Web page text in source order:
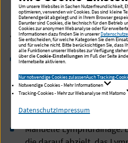
werden.
Therapeutische
Wärme- und
Wärme zur
Muskelentspannung oder
Eispackungen) zur
und Schwellungen.
Manuelle Lymphdrainage:
Um unsere Websites in Sachen Nutzerfreundlichkeit,
optimieren, verwenden wir Cookies. Das sind kleine
Datenendgerät abgelegt und in Ihrem Browser
Darunter sind Cookies, die technisch für den Betrieb
Cookies zur anonymen Webanalyse oder für
Informationen dazu finden Sie in unserer
Sie entscheiden, für welche Kategorien Sie dem
und für welche nicht. Bitte berücksichtigen Sie, dass
alle Funktionen unserer Websites zur Verfügung
über dieCookie-Einstellungen im Fuß der Seite
Internetseite aktivieren.
Nur notwendige Cookies zulassenAuch Tracking-
Notwendige Cookies - Mehr Informationen
Tracking-Cookies - Mehr zur Webanalyse mit Matomo
DatenschutzImpressum